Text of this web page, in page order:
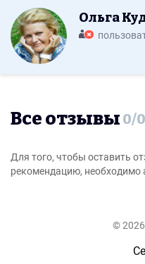
Ольга
Все отзывы 0/0
Для того, чтобы оставить
рекомендацию, необходимо
©